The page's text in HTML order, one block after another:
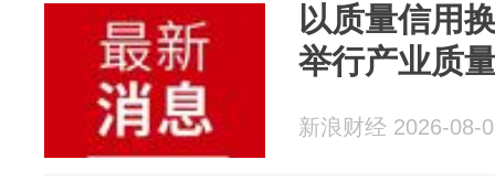
以质量信用
举行产业质
新浪财经 2026-08-